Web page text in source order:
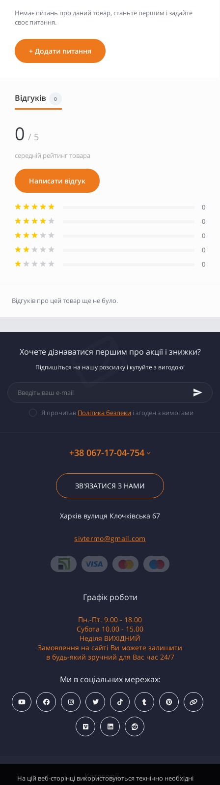
Немає питань про даний товар, станьте першим і задайте
своє питання.
+ Додати питання
Відгуків 0
0 / 5
середній рейтинг товара
Написати відгук
0
0
0
0
0
Відгуків про цей товар ще не було.
Хочете дізнаватися першим про акції і знижки?
Підпишіться на нашу розсилку і купуйте з вигодою!
Я прочитав Політика безпеки і згоден з вимогами
+38 067-17-04-754
ЗВ'ЯЗАТИСЯ З НАМИ
Харків вулиця Клочківська 67
sivtermo@gmail.com
Категорії
Графік роботи
Пн.-Пт. 9.00 - 18.00
Субота 10.00 - 15.00
Неділя ВИХІДНИЙ
Замовлення на сайті Ви можете залишити
в будь-який зручний для Вас час 24/7
Ми в соціальних мережах:
На цій веб-сторінці використовуються технічно необхідні